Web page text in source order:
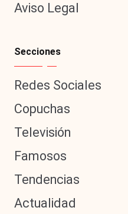
Aviso Legal
Secciones
Redes Sociales
Copuchas
Televisión
Famosos
Tendencias
Actualidad